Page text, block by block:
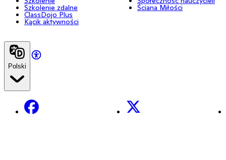
Szkolenie zdalne
ClassDojo Plus
Kącik aktywności
Ściana Miłości
Polski
Facebook X